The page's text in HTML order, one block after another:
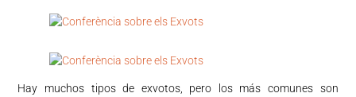
Hay muchos tipos de exvotos, pero los más comunes son